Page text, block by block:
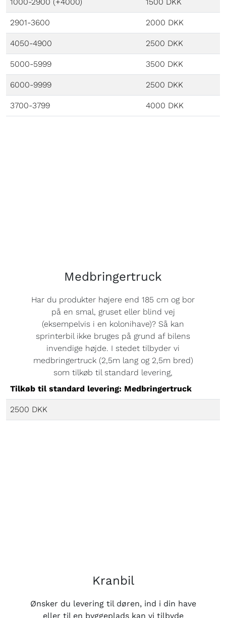
2901-3600 2000 DKK
4050-4900 2500 DKK
5000-5999 3500 DKK
6000-9999 2500 DKK
3700-3799 4000 DKK
Medbringertruck
Har du produkter højere end 185 cm og bor
på en smal, gruset eller blind vej
(eksempelvis i en kolonihave)? Så kan
sprinterbil ikke bruges på grund af bilens
invendige højde. I stedet tilbyder vi
medbringertruck (2,5m lang og 2,5m bred)
som tilkøb til standard levering,
Tilkøb til standard levering: Medbringertruck
2500 DKK
Kranbil
Ønsker du levering til døren, ind i din have
eller til en byggeplads kan vi tilbyde